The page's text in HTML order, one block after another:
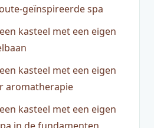
geïnspireerde spa
kasteel met een eigen
kasteel met een eigen
aromatherapie
kasteel met een eigen